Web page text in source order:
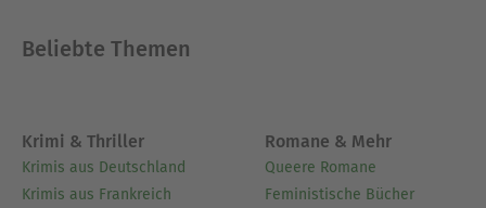
Beliebte Themen
Krimi & Thriller
Krimis aus Deutschland
Krimis aus Frankreich
Romane & Mehr
Queere Romane
Feministische Bücher